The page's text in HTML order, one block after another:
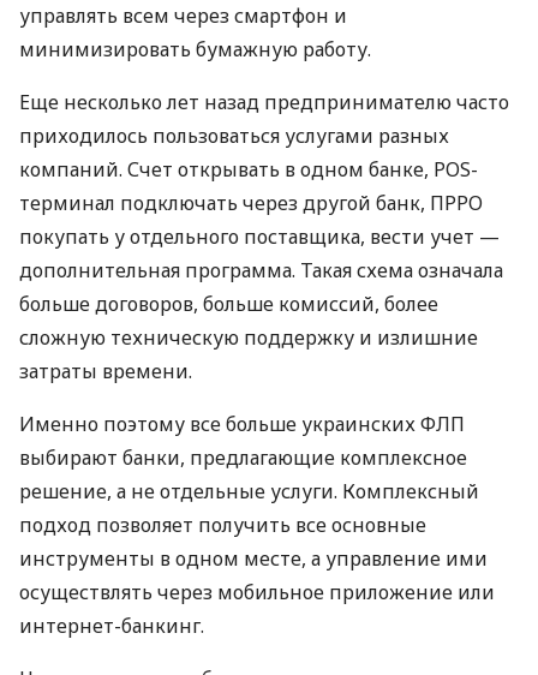
управлять всем через смартфон и
минимизировать бумажную работу.
Еще несколько лет назад предпринимателю часто
приходилось пользоваться услугами разных
компаний. Счет открывать в одном банке, POS-
терминал подключать через другой банк, ПРРО
покупать у отдельного поставщика, вести учет —
дополнительная программа. Такая схема означала
больше договоров, больше комиссий, более
сложную техническую поддержку и излишние
затраты времени.
Именно поэтому все больше украинских ФЛП
выбирают банки, предлагающие комплексное
решение, а не отдельные услуги. Комплексный
подход позволяет получить все основные
инструменты в одном месте, а управление ими
осуществлять через мобильное приложение или
интернет-банкинг.